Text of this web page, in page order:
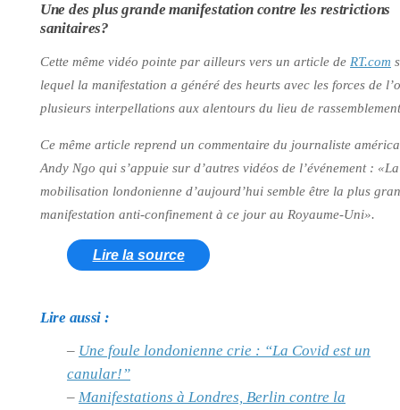
Une des plus grande manifestation contre les restrictions
sanitaires?
Cette même vidéo pointe par ailleurs vers un article de RT.com
lequel la manifestation a généré des heurts avec les forces de
plusieurs interpellations aux alentours du lieu de
Ce même article reprend un commentaire du journaliste
Andy Ngo qui s’appuie sur d’autres vidéos de l’événement : «La
mobilisation londonienne d’aujourd’hui semble être la plus
manifestation anti-confinement à ce jour au Royaume-Uni».
Lire la source
Lire aussi :
– Une foule londonienne crie : “La Covid est un
canular!”
– Manifestations à Londres, Berlin contre la